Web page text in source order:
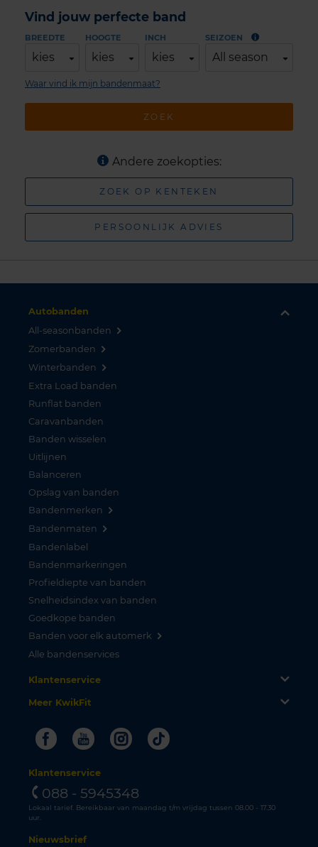
Vind jouw perfecte band
BREEDTE
kies
HOOGTE
kies
INCH
kies
SEIZOEN
All season
ZOEK
Waar vind ik mijn bandenmaat?
Andere zoekopties:
ZOEK OP KENTEKEN
PERSOONLIJK ADVIES
Autobanden
All-seasonbanden
Zomerbanden
Winterbanden
Extra Load banden
Runflat banden
Caravanbanden
Banden wisselen
Uitlijnen
Balanceren
Opslag van banden
Bandenmerken
Bandenmaten
Bandenlabel
Bandenmarkeringen
Profieldiepte van banden
Snelheidsindex van banden
Goedkope banden
Banden voor elk automerk
Alle bandenservices
Klantenservice
Meer KwikFit
FacebookYoutubeInstagram
Tiktok
Klantenservice
088 - 5945348
Lokaal tarief. Bereikbaar van maandag t/m vrijdag tussen 08.00 - 17.30
uur.
Nieuwsbrief